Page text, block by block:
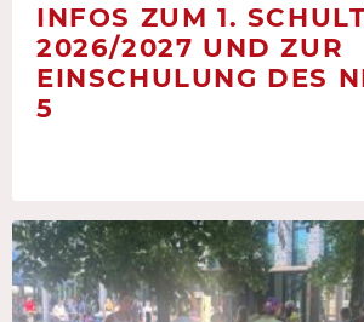
INFOS ZUM 1.
2026/2027 UND ZUR
EINSCHULUNG DES
5